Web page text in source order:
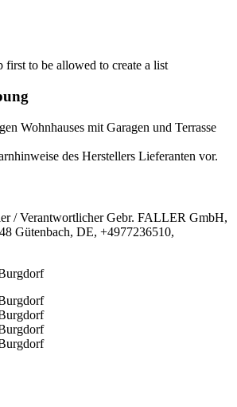
first to be allowed to create a list
Wohnhauses mit Garagen und Terrasse
des Herstellers Lieferanten vor.
/ Verantwortlicher Gebr. FALLER GmbH,
Gütenbach, DE, +4977236510,